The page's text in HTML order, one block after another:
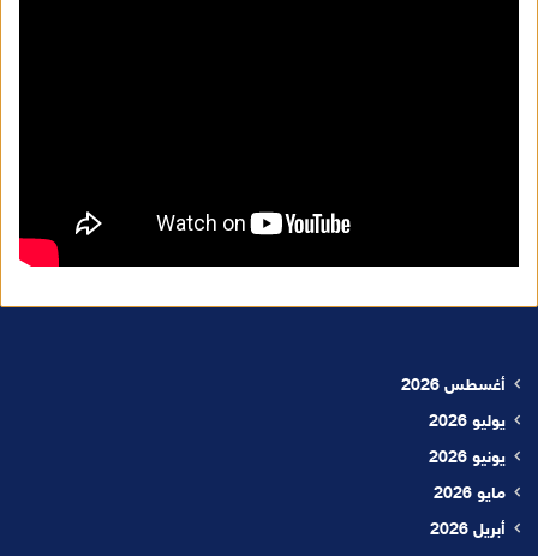
أغسطس 2026
يوليو 2026
يونيو 2026
مايو 2026
أبريل 2026